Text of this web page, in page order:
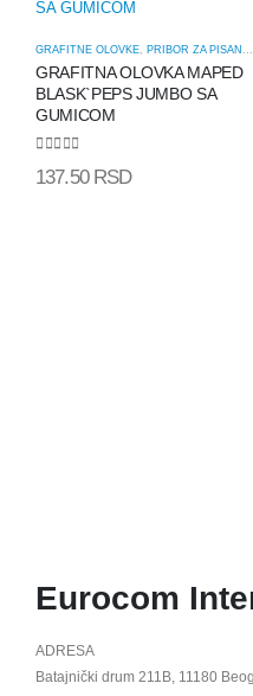
GRAFITNE OLOVKE PRIBOR ZA PISANJE
GRAFITNA OLOVKA MAPED
BLASK`PEPS JUMBO SA
GUMICOM
137.50 RSD
Eurocom
ADRESA
Batajnički drum 211B, 11180